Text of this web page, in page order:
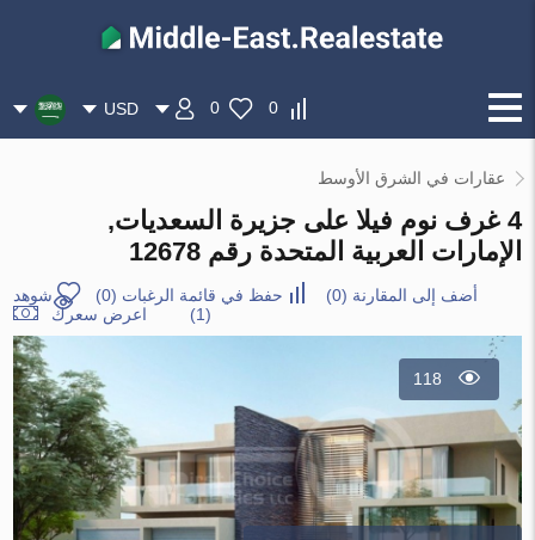
0
0
USD
عقارات في الشرق الأوسط
4 غرف نوم فيلا على جزيرة السعديات,
الإمارات العربية المتحدة رقم 12678
أضف إلى المقارنة (
0
) حفظ في قائمة الرغبات (
0
)
شوهد
(1)
اعرض سعرك
118